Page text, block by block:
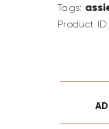
Tags:
Product ID: